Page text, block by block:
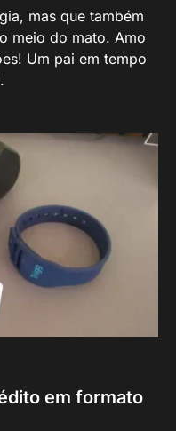
mas que também
meio do mato. Amo
Um pai em tempo
em formato